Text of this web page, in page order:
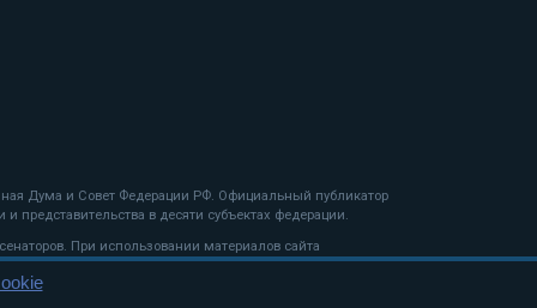
Дума и Совет Федерации РФ. Официальный публикатор
представительства в десяти субъектах федерации.
При использовании материалов сайта